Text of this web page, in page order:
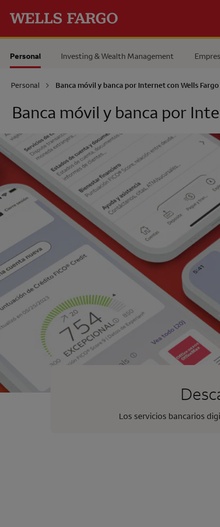
Personal Investing & Wealth Management
Personal Banca móvil y banca por Internet con Wells Fargo
Banca móvil y banca por
Los servicios bancarios